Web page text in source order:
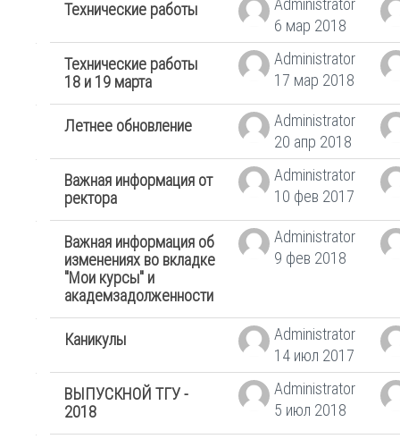
Технические работы
Administrator
6 мар 2018
Технические работы
18 и 19 марта
Administrator
17 мар 2018
Летнее обновление
Administrator
20 апр 2018
Важная информация от
ректора
Administrator
10 фев 2017
Важная информация об
изменениях во вкладке
"Мои курсы" и
академзадолженности
Administrator
9 фев 2018
Каникулы
Administrator
14 июл 2017
ВЫПУСКНОЙ ТГУ -
2018
Administrator
5 июл 2018